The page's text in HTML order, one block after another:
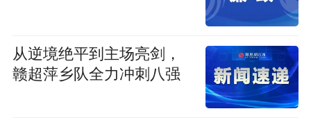
从逆境绝平到主场亮剑，
赣超萍乡队全力冲刺八强